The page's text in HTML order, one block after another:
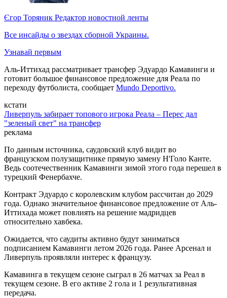
Єгор Торяник Редактор новостной ленты
Все инсайды о звездах сборной Украины.
Узнавай первым
Аль-Иттихад рассматривает трансфер Эдуардо Камавинги и
готовит большое финансовое предложение для Реала по
переходу футболиста, сообщает Mundo Deportivo.
кстати
Ливерпуль забирает топового игрока Реала – Перес дал
"зеленый свет" на трансфер
реклама
По данным источника, саудовский клуб видит во
французском полузащитнике прямую замену Н'Голо Канте.
Ведь соотечественник Камавинги зимой этого года перешел в
турецкий Фенербахче.
Контракт Эдуардо с королевским клубом рассчитан до 2029
года. Однако значительное финансовое предложение от Аль-
Иттихада может повлиять на решение мадридцев
относительно хавбека.
Ожидается, что саудиты активно будут заниматься
подписанием Камавинги летом 2026 года. Ранее Арсенал и
Ливерпуль проявляли интерес к французу.
Камавинга в текущем сезоне сыграл в 26 матчах за Реал в
текущем сезоне. В его активе 2 гола и 1 результативная
передача.